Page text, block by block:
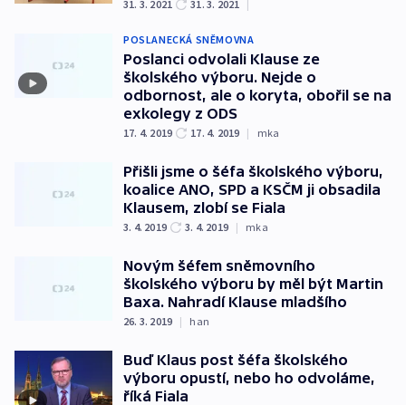
31. 3. 2021 31. 3. 2021 |
POSLANECKÁ SNĚMOVNA
Poslanci odvolali Klause ze
školského výboru. Nejde o
odbornost, ale o koryta, obořil se na
exkolegy z ODS
17. 4. 2019 17. 4. 2019 | mka
Přišli jsme o šéfa školského výboru,
koalice ANO, SPD a KSČM ji obsadila
Klausem, zlobí se Fiala
3. 4. 2019 3. 4. 2019 | mka
Novým šéfem sněmovního
školského výboru by měl být Martin
Baxa. Nahradí Klause mladšího
26. 3. 2019 | han
Buď Klaus post šéfa školského
výboru opustí, nebo ho odvoláme,
říká Fiala